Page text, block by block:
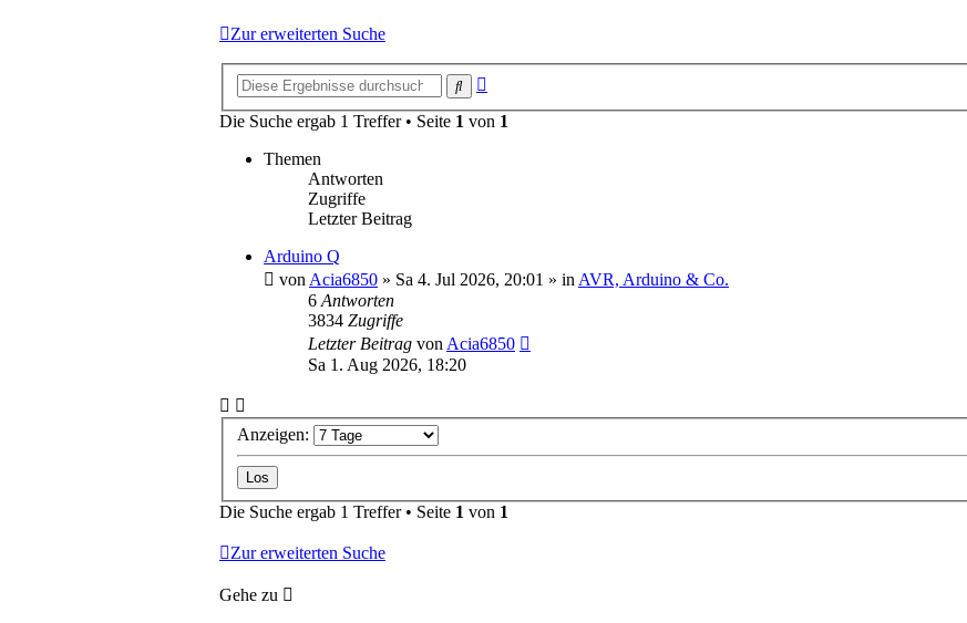
Zur erweiterten Suche
Suche
Die Suche ergab 1 Treffer • Seite 1 von 1
Themen
Antworten
Zugriffe
Letzter Beitrag
Arduino Q
von Acia6850 » Sa 4. Jul 2026, 20:01 » in AVR, Arduino & Co.
6 Antworten
3834 Zugriffe
Letzter Beitrag von Acia6850
Sa 1. Aug 2026, 18:20
Anzeigen:
Die Suche ergab 1 Treffer • Seite 1 von 1
Zur erweiterten Suche
Gehe zu